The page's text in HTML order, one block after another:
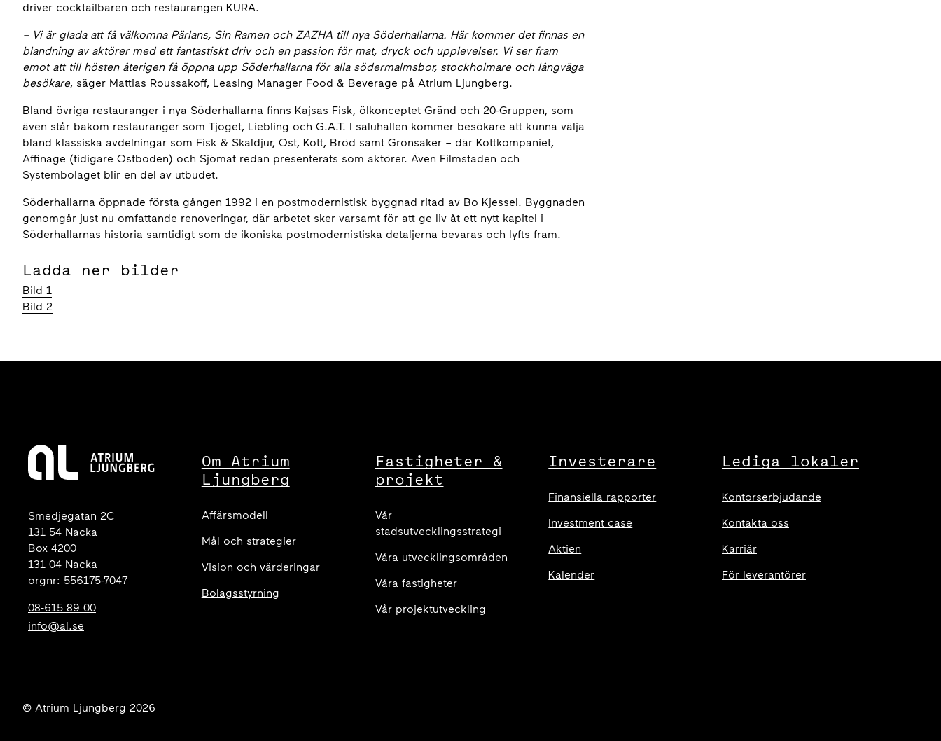
driver cocktailbaren och restaurangen KURA.
– Vi är glada att få välkomna Pärlans, Sin Ramen och ZAZHA till nya Söderhallarna. Här kommer det finnas en
blandning av aktörer med ett fantastiskt driv och en passion för mat, dryck och upplevelser. Vi ser fram
emot att till hösten återigen få öppna upp Söderhallarna för alla södermalmsbor, stockholmare och långväga
besökare, säger Mattias Roussakoff, Leasing Manager Food & Beverage på Atrium Ljungberg.
Bland övriga restauranger i nya Söderhallarna finns Kajsas Fisk, ölkonceptet Gränd och 20-Gruppen, som
även står bakom restauranger som Tjoget, Liebling och G.A.T. I saluhallen kommer besökare att kunna välja
bland klassiska avdelningar som Fisk & Skaldjur, Ost, Kött, Bröd samt Grönsaker – där Köttkompaniet,
Affinage (tidigare Ostboden) och Sjömat redan presenterats som aktörer. Även Filmstaden och
Systembolaget blir en del av utbudet.
Söderhallarna öppnade första gången 1992 i en postmodernistisk byggnad ritad av Bo Kjessel. Byggnaden
genomgår just nu omfattande renoveringar, där arbetet sker varsamt för att ge liv åt ett nytt kapitel i
Söderhallarnas historia samtidigt som de ikoniska postmodernistiska detaljerna bevaras och lyfts fram.
Ladda ner bilder
Bild 1
Bild 2
Smedjegatan 2C
131 54 Nacka
Box 4200
131 04 Nacka
orgnr: 556175-7047
08-615 89 00
info@al.se
Om Atrium
Ljungberg
Affärsmodell
Mål och strategier
Vision och värderingar
Bolagsstyrning
Fastigheter &
projekt
Vår
stadsutvecklingsstrategi
Våra utvecklingsområden
Våra fastigheter
Vår projektutveckling
Investerare
Finansiella rapporter
Investment case
Aktien
Kalender
Lediga lokaler
Kontorserbjudande
Kontakta oss
Karriär
För leverantörer
© Atrium Ljungberg 2026